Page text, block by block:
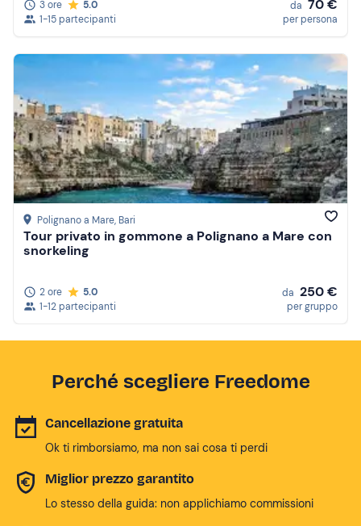
3 ore
5.0
1-15 partecipanti
da 70 €
per persona
Polignano a Mare, Bari
Tour privato in gommone a Polignano a Mare con
snorkeling
2 ore
5.0
1-12 partecipanti
da 250 €
per gruppo
Perché scegliere Freedome
Cancellazione gratuita
Ok ti rimborsiamo, ma non sai cosa ti perdi
Miglior prezzo garantito
Lo stesso della guida: non applichiamo commissioni